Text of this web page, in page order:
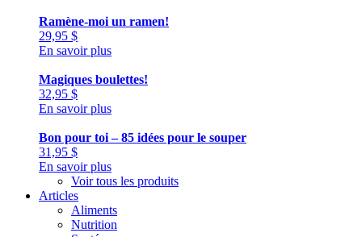
Ramène-moi un ramen!
29,95 $
En savoir plus
Magiques boulettes!
32,95 $
En savoir plus
Bon pour toi – 85 idées pour le souper
31,95 $
En savoir plus
Voir tous les produits
Articles
Aliments
Nutrition